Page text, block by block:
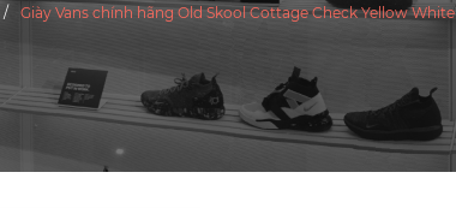
Giày Vans chính hãng Old Skool Cottage Check Yellow White